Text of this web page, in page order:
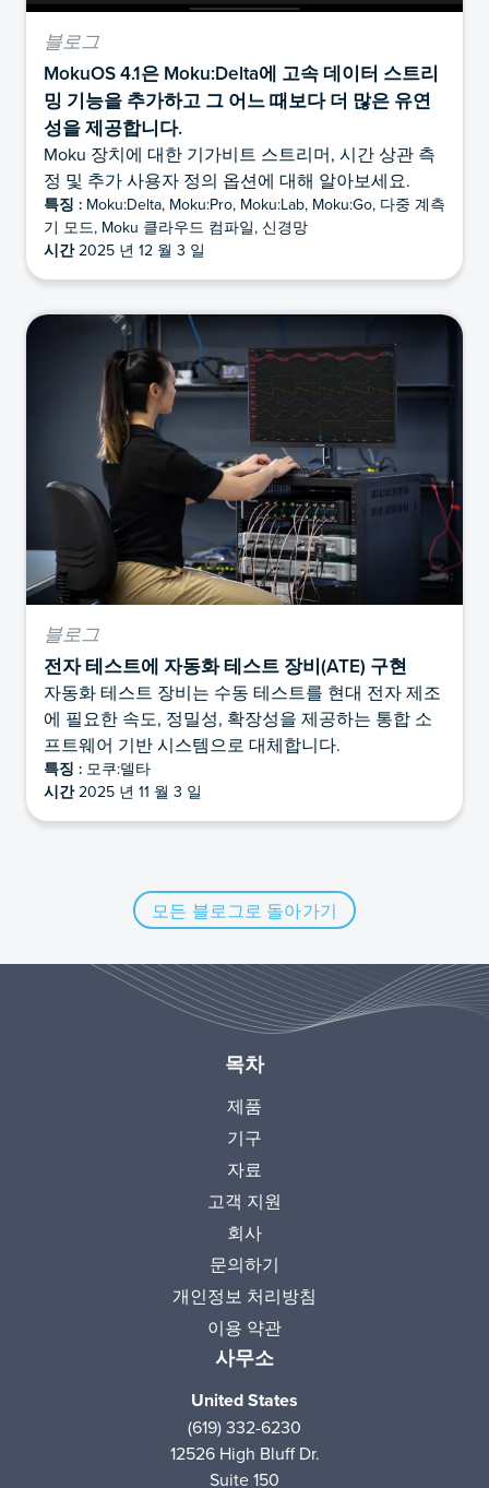
블로그
MokuOS 4.1은 Moku:Delta에 고속 데이터 스트리
밍 기능을 추가하고 그 어느 때보다 더 많은 유연
성을 제공합니다.
Moku 장치에 대한 기가비트 스트리머, 시간 상관 측
정 및 추가 사용자 정의 옵션에 대해 알아보세요.
특징 : Moku:Delta, Moku:Pro, Moku:Lab, Moku:Go, 다중 계측
기 모드, Moku 클라우드 컴파일, 신경망
시간2025 년 12 월 3 일
블로그
전자 테스트에 자동화 테스트 장비(ATE) 구현
자동화 테스트 장비는 수동 테스트를 현대 전자 제조
에 필요한 속도, 정밀성, 확장성을 제공하는 통합 소
프트웨어 기반 시스템으로 대체합니다.
특징 : 모쿠:델타
시간2025 년 11 월 3 일
모든 블로그로 돌아가기
목차
제품
기구
자료
고객 지원
회사
문의하기
개인정보 처리방침
이용 약관
사무소
United States
(619) 332-6230
12526 High Bluff Dr.
Suite 150